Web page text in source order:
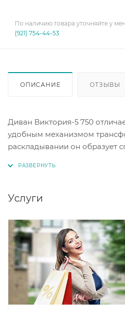
По наличию товара уточняйте у
(921) 754-44-53
ОПИСАНИЕ ОТЗЫВЫ
Диван Виктория-5 750
удобным механизмом
раскладывании он образует
ящик размером 570 х 630 х
Услуги